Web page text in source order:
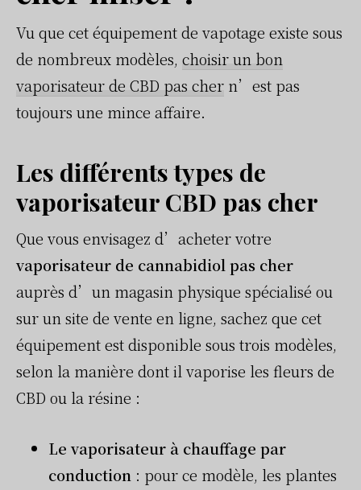
Vu que cet équipement de vapotage existe sous
de nombreux modèles, choisir un bon
vaporisateur de CBD pas cher n’est pas
toujours une mince affaire.
Les différents types de
vaporisateur CBD pas cher
Que vous envisagez d’acheter votre
vaporisateur de cannabidiol pas cher
auprès d’un magasin physique spécialisé ou
sur un site de vente en ligne, sachez que cet
équipement est disponible sous trois modèles,
selon la manière dont il vaporise les fleurs de
CBD ou la résine :
Le vaporisateur à chauffage par
conduction : pour ce modèle, les plantes